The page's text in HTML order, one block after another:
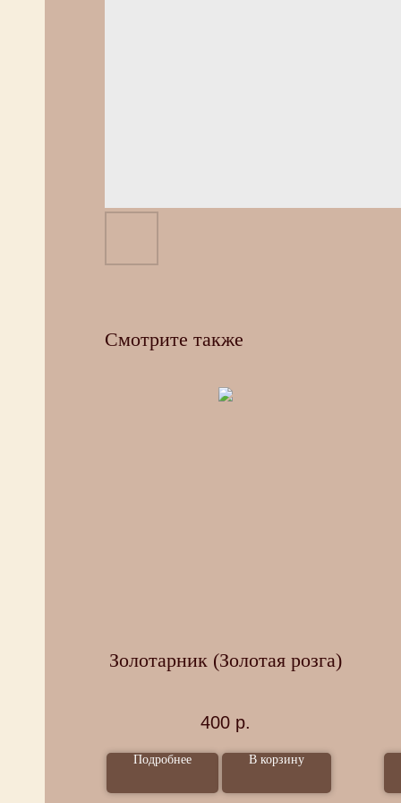
Смотрите также
Золотарник (Золотая розга)
400 р.
Подробнее В корзину